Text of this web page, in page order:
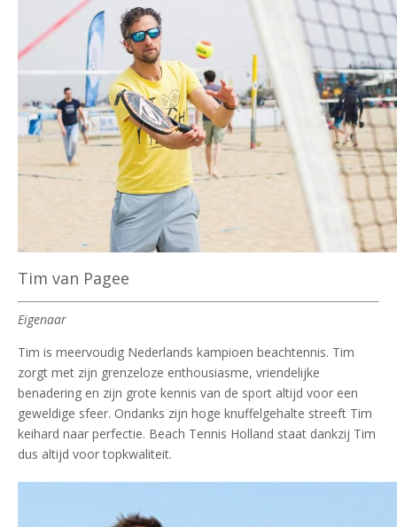
Tim van Pagee
Eigenaar
Tim is meervoudig Nederlands kampioen beachtennis. Tim
zorgt met zijn grenzeloze enthousiasme, vriendelijke
benadering en zijn grote kennis van de sport altijd voor een
geweldige sfeer. Ondanks zijn hoge knuffelgehalte streeft Tim
keihard naar perfectie. Beach Tennis Holland staat dankzij Tim
dus altijd voor topkwaliteit.